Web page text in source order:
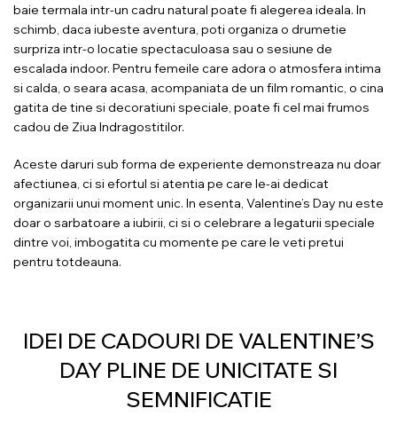
baie termala intr-un cadru natural poate fi alegerea ideala. In
schimb, daca iubeste aventura, poti organiza o drumetie
surpriza intr-o locatie spectaculoasa sau o sesiune de
escalada indoor. Pentru femeile care adora o atmosfera intima
si calda, o seara acasa, acompaniata de un film romantic, o cina
gatita de tine si decoratiuni speciale, poate fi cel mai frumos
cadou de Ziua Indragostitilor.
Aceste daruri sub forma de experiente demonstreaza nu doar
afectiunea, ci si efortul si atentia pe care le-ai dedicat
organizarii unui moment unic. In esenta, Valentine’s Day nu este
doar o sarbatoare a iubirii, ci si o celebrare a legaturii speciale
dintre voi, imbogatita cu momente pe care le veti pretui
pentru totdeauna.
IDEI DE CADOURI DE VALENTINE’S
DAY PLINE DE UNICITATE SI
SEMNIFICATIE